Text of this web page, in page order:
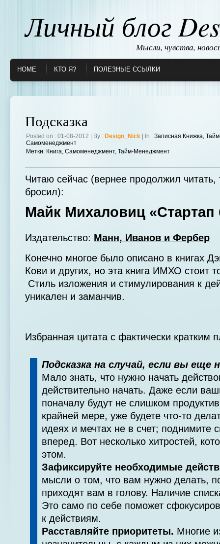
Личный блог
Мысли, чувства,
HOME КТО Я? ПОЛЕЗНЫЕ ССЫЛКИ
Подсказка
Posted on : 01-08-2012 | By : Design_Nick | In : Записная Книжка,
Самоменеджмент
Метки: Книга, Самоменеджмент, Тайм-Менеджмент
Читаю сейчас (вернее продолжил читать,
бросил):
Майк Михаловиц «Стартап
Издательство: Манн, Иванов и Фербер
Конечно многое было описано в книгах
Кови и других, но эта книга ИМХО стоит
Стиль изложения и стимулирования к
уникален и заманчив.
Избранная цитата с фактически кратким
Подсказка на случай, если вы еще
Мало знать, что нужно начать
действительно на­чать. Даже если
поначалу будут не слишком
крайней мере, уже будете что-то
идеях и мечтах не в счет; поднимите
вперед. Вот несколько хитростей,
этом.
Зафиксируйте необходимые
мысли о том, что вам нужно делать,
приходят вам в голову. Наличие
Это само по себе поможет
к действиям.
Расставляйте приоритеты. Многие